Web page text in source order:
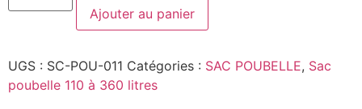
Sac
-
Noir
-
Ajouter au panier
UGS : SC-POU-011 Catégories : SAC POUBELLE, Sac
poubelle 110 à 360 litres